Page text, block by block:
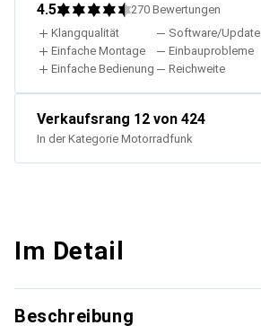
4.5 270 Bewertungen
Klangqualität
Einfache Montage
Einfache Bedienung
Software/Update
Einbauprobleme
Reichweite
Verkaufsrang 12 von 424
In der Kategorie Motorradfunk
Im Detail
Beschreibung